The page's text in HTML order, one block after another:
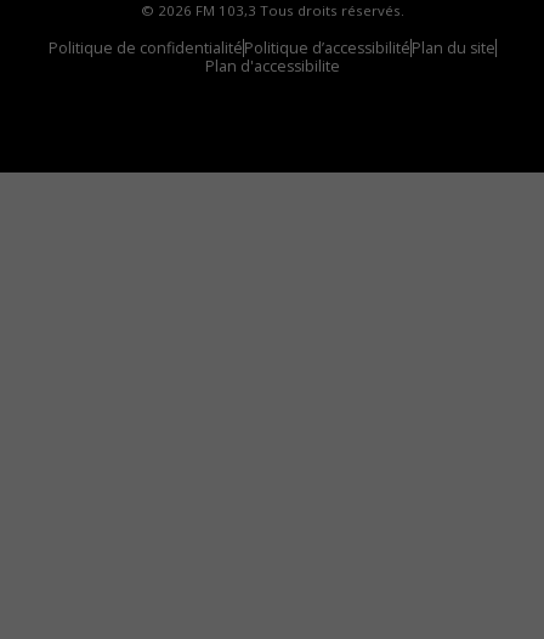
© 2026 FM 103,3 Tous droits réservés.
Politique de confidentialitéPolitique d’accessibilitéPlan du site
Plan d'accessibilite